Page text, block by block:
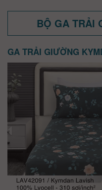
BỘ GA TRẢI
GA TRẢI GIƯỜNG